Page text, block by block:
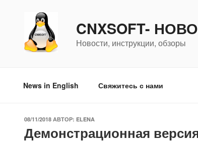
содержимому
CNXSOFT-
Новости, инструкции, обзоры
News in English Свяжитесь с нами
ОПУБЛИКОВАНО
08/11/2018 АВТОР: ELENA
Демонстрационная